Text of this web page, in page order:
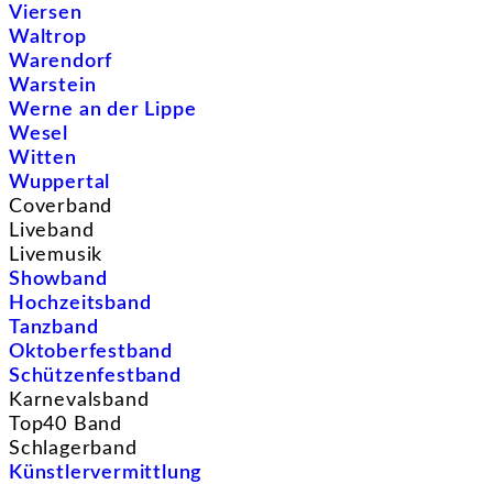
Viersen
Waltrop
Warendorf
Warstein
Werne an der Lippe
Wesel
Witten
Wuppertal
Coverband
Liveband
Livemusik
Showband
Hochzeitsband
Tanzband
Oktoberfestband
Schützenfestband
Karnevalsband
Top40 Band
Schlagerband
Künstlervermittlung